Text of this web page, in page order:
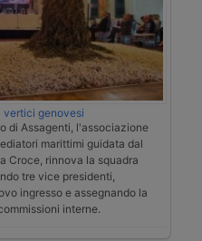
mare
vertici genovesi
di Assagenti, l'associazione
marittimi guidata dal
Croce, rinnova la squadra
tre vice presidenti,
ingresso e assegnando la
interne.